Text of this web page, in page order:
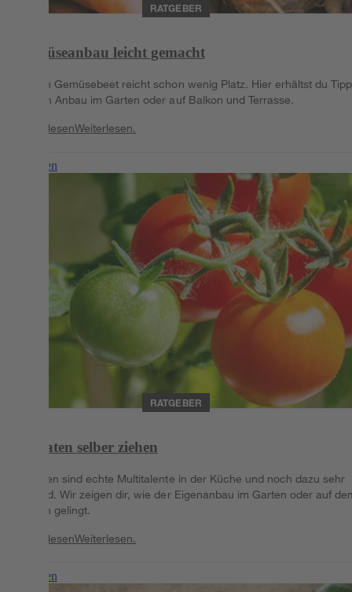
RATGEBER
Gemüseanbau leicht gemacht
Für ein Gemüsebeet reicht schon wenig Platz. Hier erhältst du
für den Anbau im Garten oder auf Balkon und Terrasse.
WeiterlesenWeiterlesen.
Weiterlesen
RATGEBER
Tomaten selber ziehen
Tomaten sind echte Multitalente in der Küche und noch dazu sehr
gesund. Wir zeigen dir, wie der Eigenanbau im Garten oder auf
Balkon gelingt.
WeiterlesenWeiterlesen.
Weiterlesen